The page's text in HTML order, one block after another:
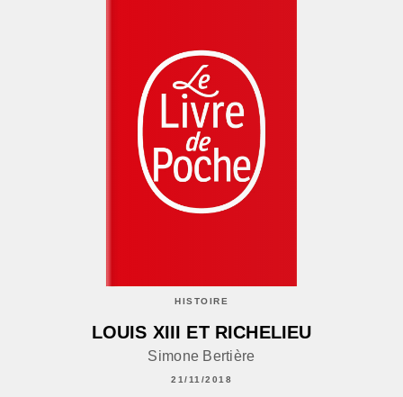
HISTOIRE
LOUIS XIII ET RICHELIEU
Simone Bertière
21/11/2018